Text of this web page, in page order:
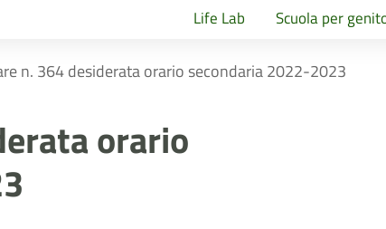
Life Lab Scuola per
n. 364 desiderata orario secondaria 2022-2023
orario